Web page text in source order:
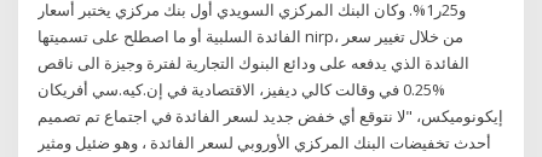
و25ر1%. وكان البنك المركزي السويدي أول بنك مركزي يختبر أسعار
الفائدة السلبية أو ما اصطلح على تسميتها nirp، من خلال تغيير سعر
الفائدة الذي يدفعه على ودائع البنوك التجارية لفترة وجيزة الى ناقص
%0.25 في وقالت كالي ديفيز، الاقتصادية في إن.كيه.سي أفريكان
إيكونوميكس، "لا نتوقع أي خفض جديد لسعر الفائدة في اجتماع تم تصميم
أحدث تخفيضات البنك المركزي الأوروبي لسعر الفائدة ، وهو ضئيل ومثير